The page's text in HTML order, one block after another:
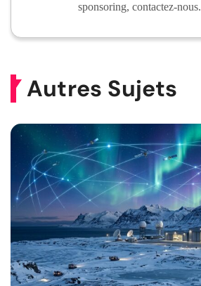
sponsoring, contactez-nous.
Autres Sujets